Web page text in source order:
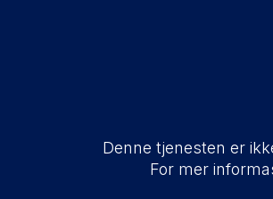
Denne tjenesten er
For mer